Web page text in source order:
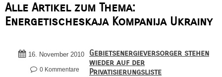
Alle Artikel zum Thema:
Energetischeskaja Kompanija Ukrainy
16. November 2010
0 Kommentare
Gebietsenergieversorger stehen
wieder auf der
Privatisierungsliste